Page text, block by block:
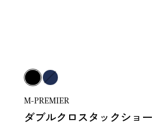
M-PREMIER
ダブルクロスタックショ